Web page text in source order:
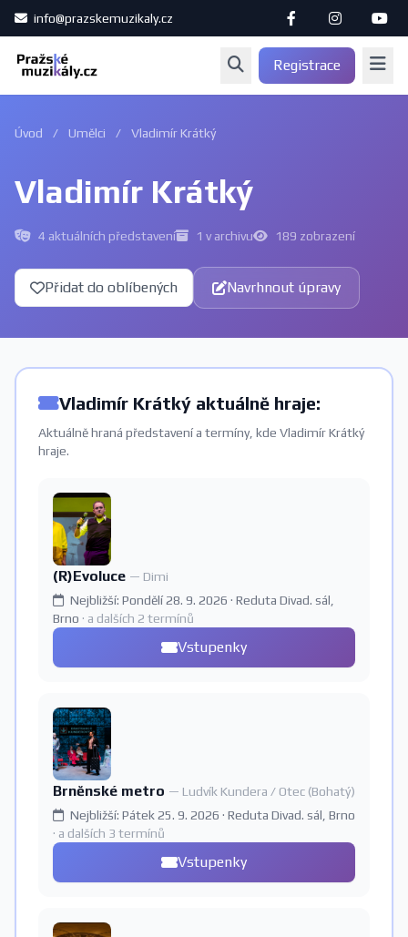
info@prazskemuzikaly.cz
Registrace
Úvod / Umělci / Vladimír Krátký
Vladimír Krátký
4 aktuálních představení 1 v archivu 189 zobrazení
Přidat do oblíbených Navrhnout úpravy
Vladimír Krátký aktuálně hraje:
Aktuálně hraná představení a termíny, kde Vladimír Krátký
hraje.
(R)Evoluce — Dimi
Nejbližší: Pondělí 28. 9. 2026 · Reduta Divad. sál,
Brno · a dalších 2 termínů
Vstupenky
Brněnské metro — Ludvík Kundera / Otec (Bohatý)
Nejbližší: Pátek 25. 9. 2026 · Reduta Divad. sál, Brno
· a dalších 3 termínů
Vstupenky